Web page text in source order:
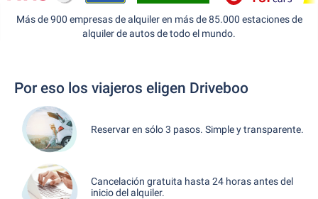
Más de 900 empresas de alquiler en más de 85.000 estaciones de
alquiler de autos de todo el mundo.
Por eso los viajeros eligen Driveboo
Reservar en sólo 3 pasos. Simple y transparente.
Cancelación gratuita hasta 24 horas antes del
inicio del alquiler.